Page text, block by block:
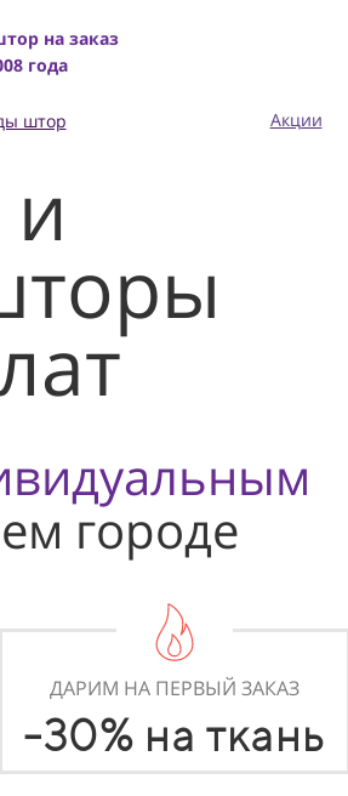
на заказ
года
штор Акции
городе
ДАРИМ НА ПЕРВЫЙ ЗАКАЗ
-30% на ткань